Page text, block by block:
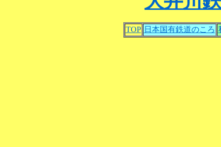
TOP 日本国有鉄道のころ